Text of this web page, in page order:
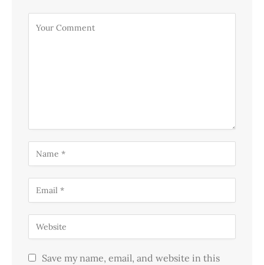
Save my name, email, and website in this